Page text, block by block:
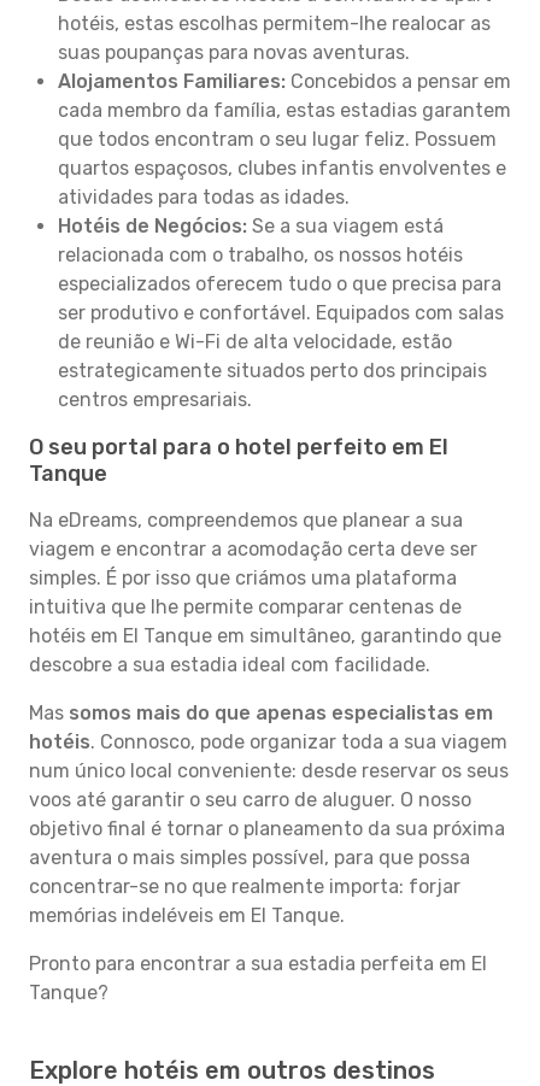
hotéis, estas escolhas permitem-lhe realocar as
suas poupanças para novas aventuras.
Alojamentos Familiares: Concebidos a pensar em
cada membro da família, estas estadias garantem
que todos encontram o seu lugar feliz. Possuem
quartos espaçosos, clubes infantis envolventes e
atividades para todas as idades.
Hotéis de Negócios: Se a sua viagem está
relacionada com o trabalho, os nossos hotéis
especializados oferecem tudo o que precisa para
ser produtivo e confortável. Equipados com salas
de reunião e Wi-Fi de alta velocidade, estão
estrategicamente situados perto dos principais
centros empresariais.
O seu portal para o hotel perfeito em El
Tanque
Na eDreams, compreendemos que planear a sua
viagem e encontrar a acomodação certa deve ser
simples. É por isso que criámos uma plataforma
intuitiva que lhe permite comparar centenas de
hotéis em El Tanque em simultâneo, garantindo que
descobre a sua estadia ideal com facilidade.
Mas somos mais do que apenas especialistas em
hotéis. Connosco, pode organizar toda a sua viagem
num único local conveniente: desde reservar os seus
voos até garantir o seu carro de aluguer. O nosso
objetivo final é tornar o planeamento da sua próxima
aventura o mais simples possível, para que possa
concentrar-se no que realmente importa: forjar
memórias indeléveis em El Tanque.
Pronto para encontrar a sua estadia perfeita em El
Tanque?
Explore hotéis em outros destinos